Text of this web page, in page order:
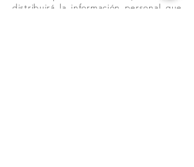
distribuirá la información personal que